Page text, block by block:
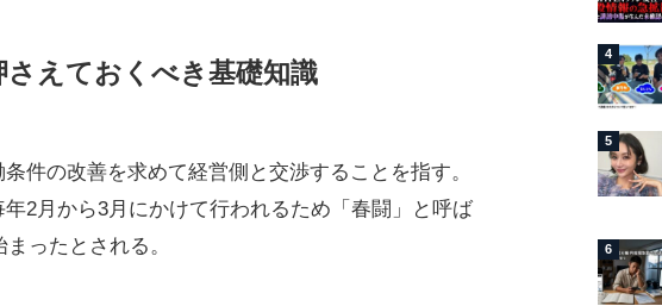
えておくべき基礎知識
件の改善を求めて経営側と交渉することを指す。
2月から3月にかけて行われるため「春闘」と呼ば
ったとされる。
4
5
6